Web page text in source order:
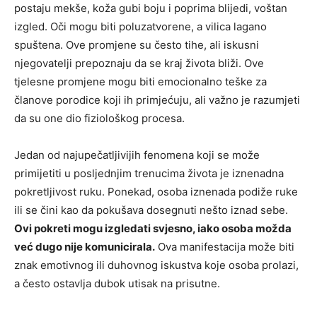
postaju mekše, koža gubi boju i poprima blijedi, voštan
izgled. Oči mogu biti poluzatvorene, a vilica lagano
spuštena. Ove promjene su često tihe, ali iskusni
njegovatelji prepoznaju da se kraj života bliži. Ove
tjelesne promjene mogu biti emocionalno teške za
članove porodice koji ih primjećuju, ali važno je razumjeti
da su one dio fiziološkog procesa.
Jedan od najupečatljivijih fenomena koji se može
primijetiti u posljednjim trenucima života je iznenadna
pokretljivost ruku. Ponekad, osoba iznenada podiže ruke
ili se čini kao da pokušava dosegnuti nešto iznad sebe.
Ovi pokreti mogu izgledati svjesno, iako osoba možda
već dugo nije komunicirala. Ova manifestacija može biti
znak emotivnog ili duhovnog iskustva koje osoba prolazi,
a često ostavlja dubok utisak na prisutne.